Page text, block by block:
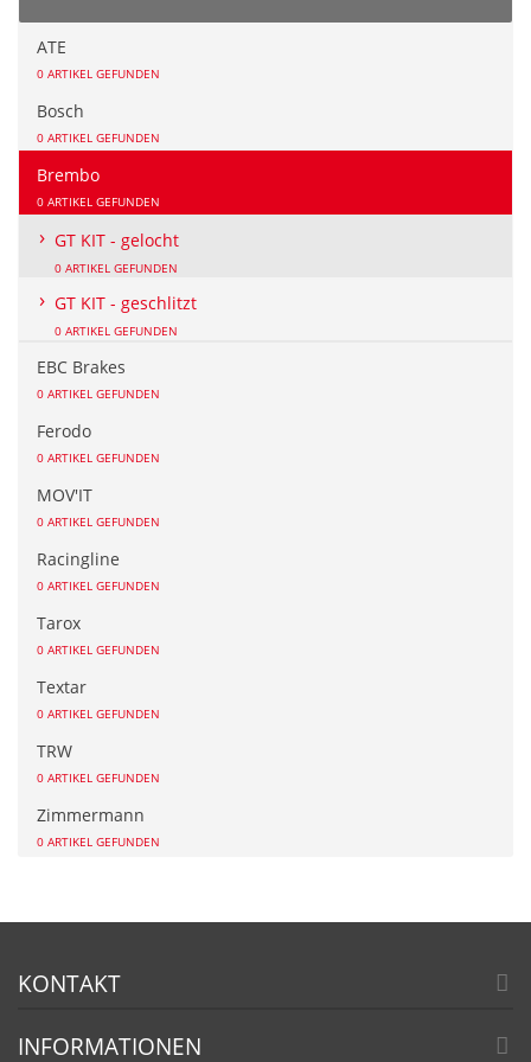
ATE
0 ARTIKEL GEFUNDEN
Bosch
0 ARTIKEL GEFUNDEN
Brembo
0 ARTIKEL GEFUNDEN
GT KIT - gelocht
0 ARTIKEL GEFUNDEN
GT KIT - geschlitzt
0 ARTIKEL GEFUNDEN
EBC Brakes
0 ARTIKEL GEFUNDEN
Ferodo
0 ARTIKEL GEFUNDEN
MOV'IT
0 ARTIKEL GEFUNDEN
Racingline
0 ARTIKEL GEFUNDEN
Tarox
0 ARTIKEL GEFUNDEN
Textar
0 ARTIKEL GEFUNDEN
TRW
0 ARTIKEL GEFUNDEN
Zimmermann
0 ARTIKEL GEFUNDEN
KONTAKT
INFORMATIONEN